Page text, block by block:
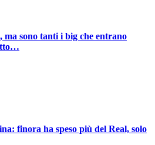
ma sono tanti i big che entrano
finora ha speso più del Real, solo